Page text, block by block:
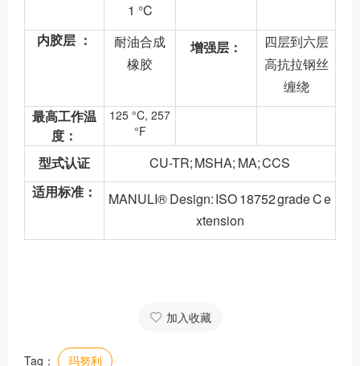
1 °C
内胶层 ：
耐油合成
橡胶
增强层：
四层到六层
高抗拉钢丝
缠绕
最高工作温
度：
125 °C, 257
°F
型式认证
CU-TR; MSHA; MA; CCS
适用标准：
MANULI® Design: ISO 18752 grade C e
xtension
加入收藏
Tag： 玛努利